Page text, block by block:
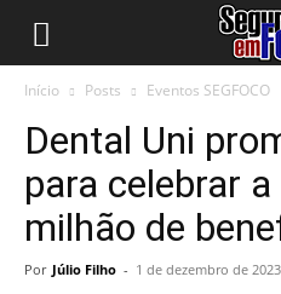
Início Posts Eventos SEGFOCO
Dental Uni
para celebrar
milhão de
Por Júlio Filho - 1 de dezembro de 2023